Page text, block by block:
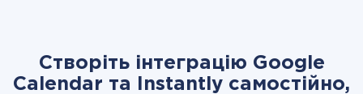
Створіть інтеграцію Google
Calendar та Instantly самостійно,